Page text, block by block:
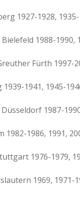
1927-1928,
1988-1990,
Fürth 1997-
1939-1941, 1945-
1987-
1982-1986, 1991,
1976-1979,
1969, 1971-